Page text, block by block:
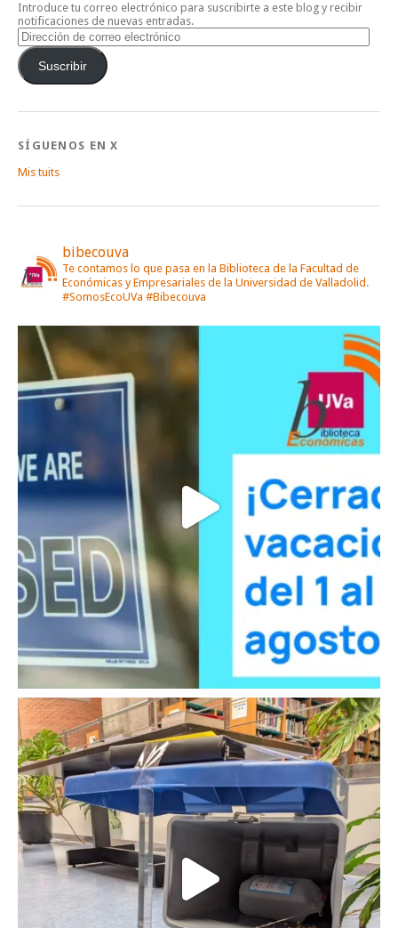
Introduce tu correo electrónico para suscribirte a este blog y recibir
notificaciones de nuevas entradas.
Dirección
de
correo
electrónico
Suscribir
SÍGUENOS EN X
Mis tuits
bibecouva
Te contamos lo que pasa en la Biblioteca de la Facultad de
Económicas y Empresariales de la Universidad de Valladolid.
#SomosEcoUVa #Bibecouva